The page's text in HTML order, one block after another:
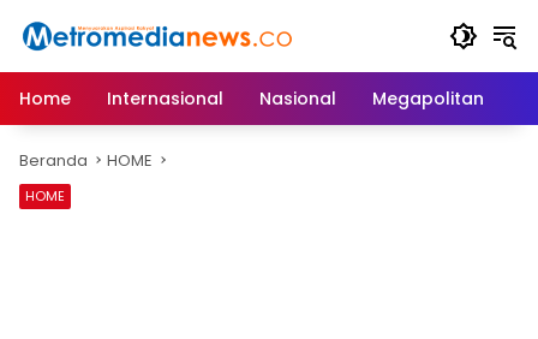
Home
Internasional Nasional Megapolitan
Beranda HOME
HOME